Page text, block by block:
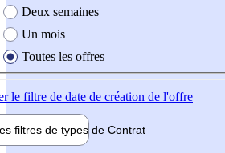
Deux semaines
Un mois
Toutes les offres
le filtre de date de création de l'offre
filtres de types de Contrat